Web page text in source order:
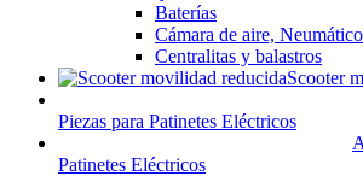
Baterías
Cámara de aire,
Centralitas y balastros
Scooter
Piezas para Patinetes Eléctricos
Patinetes Eléctricos